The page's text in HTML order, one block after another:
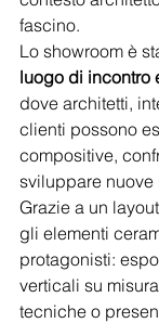
fascino.
Lo showroom è
luogo di incontro
dove architetti,
clienti possono
compositive,
sviluppare
Grazie a un
gli elementi
protagonisti:
verticali su
tecniche o